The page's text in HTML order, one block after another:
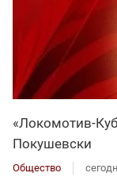
«Локомотив-
Покушевски
Общество